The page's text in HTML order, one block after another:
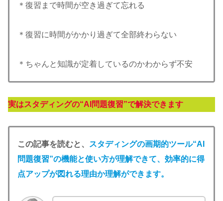
＊復習まで時間が空き過ぎて忘れる
＊復習に時間がかかり過ぎて全部終わらない
＊ちゃんと知識が定着しているのかわからず不安
実はスタディングの“AI問題復習”で解決できます
この記事を読むと、 スタディングの画期的ツール“AI
問題復習”の機能と使い方が理解できて、効率的に得
点アップが図れる理由か理解ができます。